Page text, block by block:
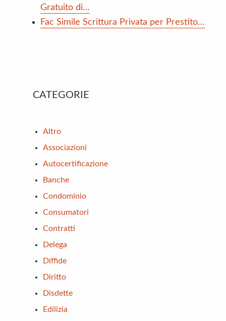
Gratuito di…
Fac Simile Scrittura Privata per Prestito…
Primary
CATEGORIE
Altro
Associazioni
Autocertificazione
Banche
Condominio
Consumatori
Contratti
Delega
Diffide
Diritto
Disdette
Edilizia